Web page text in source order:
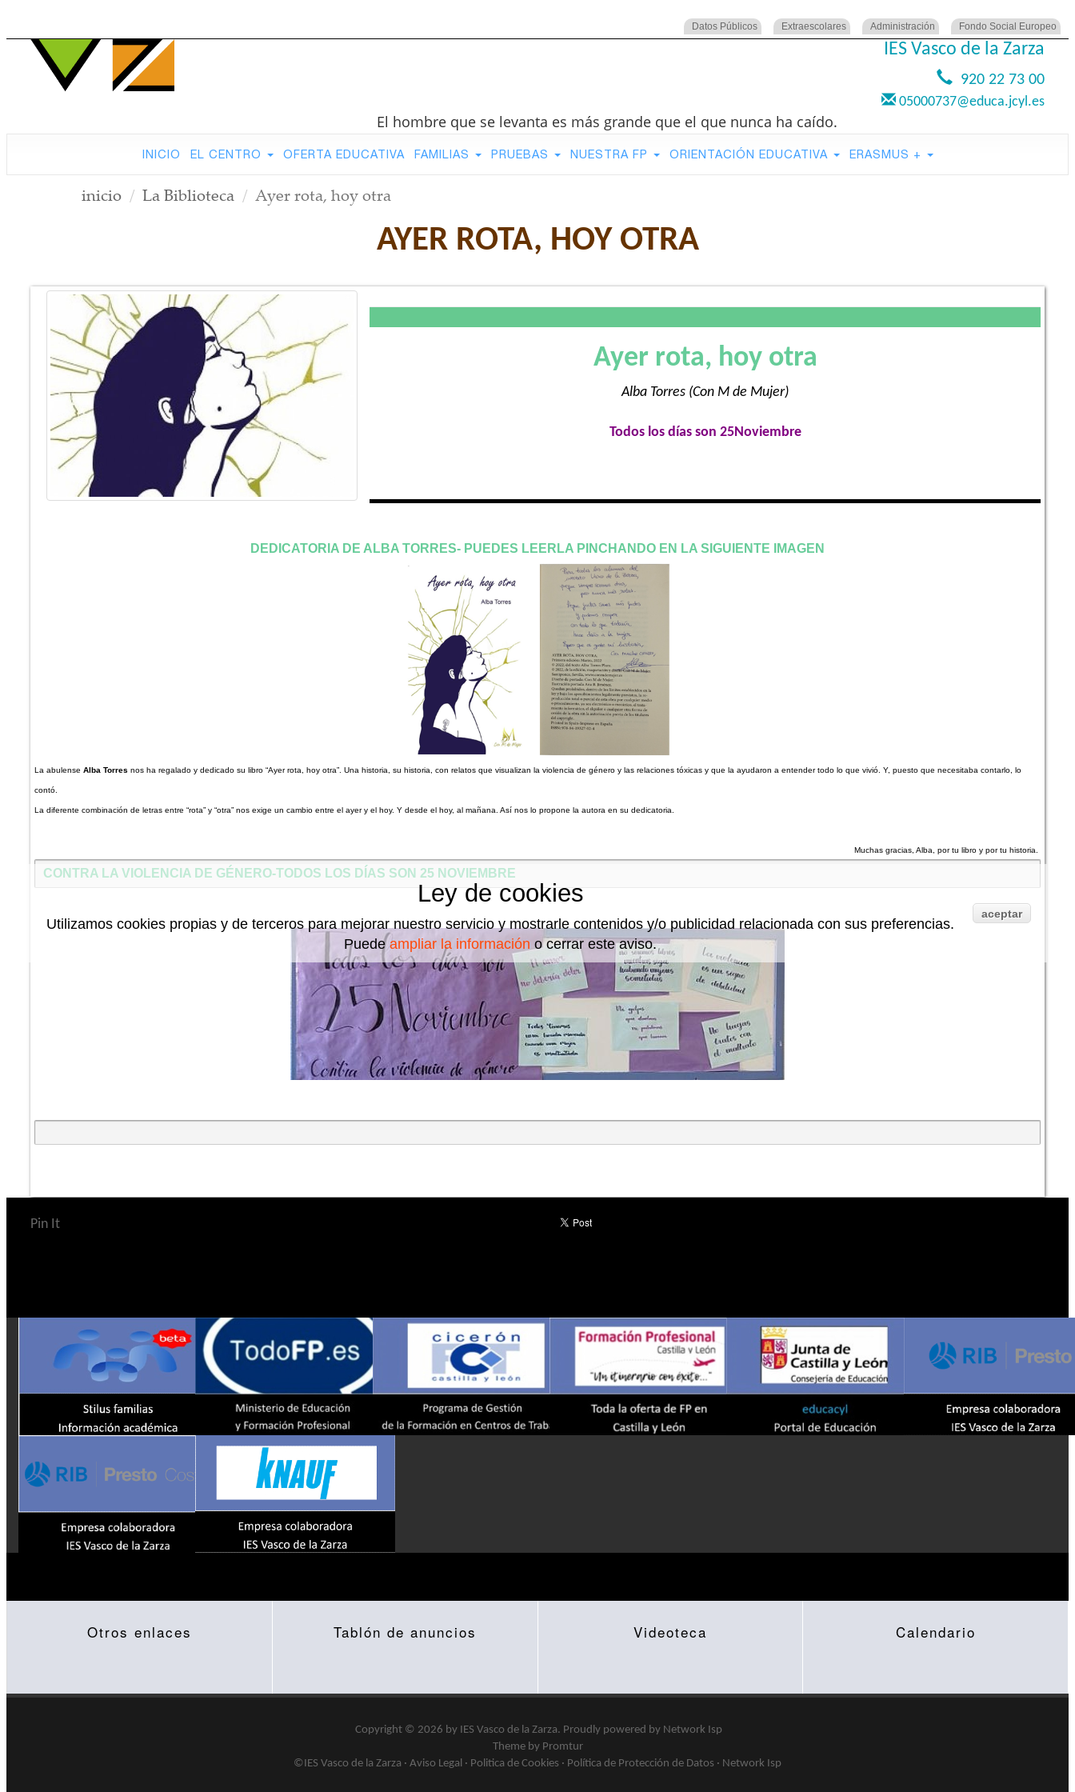
Datos Públicos Extraescolares Administración Fondo Social Europeo
IES Vasco de la Zarza
920 22 73 00
05000737@educa.jcyl.es
El hombre que se levanta es más grande que el que nunca ha caído.
INICIO EL CENTRO OFERTA EDUCATIVA FAMILIAS PRUEBAS NUESTRA FP ORIENTACIÓN EDUCATIVA ERASMUS +
inicio La Biblioteca Ayer rota, hoy otra
AYER ROTA, HOY OTRA
Ayer rota, hoy otra
Alba Torres (Con M de Mujer)
Todos los días son 25Noviembre
DEDICATORIA DE ALBA TORRES- PUEDES LEERLA PINCHANDO EN LA SIGUIENTE IMAGEN
La abulense Alba Torres nos ha regalado y dedicado su libro “Ayer rota, hoy otra”. Una historia, su historia, con relatos que visualizan la violencia de género y las relaciones tóxicas y que la ayudaron a entender todo lo que vivió. Y, puesto que necesitaba contarlo, lo
contó.
La diferente combinación de letras entre “rota” y “otra” nos exige un cambio entre el ayer y el hoy. Y desde el hoy, al mañana. Así nos lo propone la autora en su dedicatoria.
Muchas gracias, Alba, por tu libro y por tu historia.
CONTRA LA VIOLENCIA DE GÉNERO-TODOS LOS DÍAS SON 25 NOVIEMBRE
Pin It
Otros enlaces Tablón de anuncios Videoteca Calendario
Copyright © 2026 by IES Vasco de la Zarza. Proudly powered by Network Isp
Theme by Promtur
©IES Vasco de la Zarza · Aviso Legal · Politica de Cookies · Política de Protección de Datos · Network Isp
Ley de cookies
Utilizamos cookies propias y de terceros para mejorar nuestro servicio y mostrarle contenidos y/o publicidad relacionada con sus preferencias.
Puedeampliar la información o cerrar este aviso.
aceptar